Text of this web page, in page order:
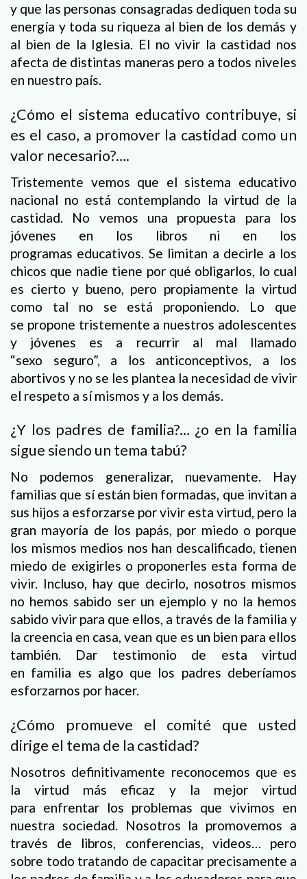
y que las personas consagradas dediquen toda su
energía y toda su riqueza al bien de los demás y
al bien de la Iglesia. El no vivir la castidad nos
afecta de distintas maneras pero a todos niveles
en nuestro país.
¿Cómo el sistema educativo contribuye, si
es el caso, a promover la castidad como un
valor necesario?….
Tristemente vemos que el sistema educativo
nacional no está contemplando la virtud de la
castidad. No vemos una propuesta para los
jóvenes en los libros ni en los
programas educativos. Se limitan a decirle a los
chicos que nadie tiene por qué obligarlos, lo cual
es cierto y bueno, pero propiamente la virtud
como tal no se está proponiendo. Lo que
se propone tristemente a nuestros adolescentes
y jóvenes es a recurrir al mal llamado
“sexo seguro”, a los anticonceptivos, a los
abortivos y no se les plantea la necesidad de vivir
el respeto a sí mismos y a los demás.
¿Y los padres de familia?… ¿o en la familia
sigue siendo un tema tabú?
No podemos generalizar, nuevamente. Hay
familias que sí están bien formadas, que invitan a
sus hijos a esforzarse por vivir esta virtud, pero la
gran mayoría de los papás, por miedo o porque
los mismos medios nos han descalificado, tienen
miedo de exigirles o proponerles esta forma de
vivir. Incluso, hay que decirlo, nosotros mismos
no hemos sabido ser un ejemplo y no la hemos
sabido vivir para que ellos, a través de la familia y
la creencia en casa, vean que es un bien para ellos
también. Dar testimonio de esta virtud
en familia es algo que los padres deberíamos
esforzarnos por hacer.
¿Cómo promueve el comité que usted
dirige el tema de la castidad?
Nosotros definitivamente reconocemos que es
la virtud más eficaz y la mejor virtud
para enfrentar los problemas que vivimos en
nuestra sociedad. Nosotros la promovemos a
través de libros, conferencias, videos… pero
sobre todo tratando de capacitar precisamente a